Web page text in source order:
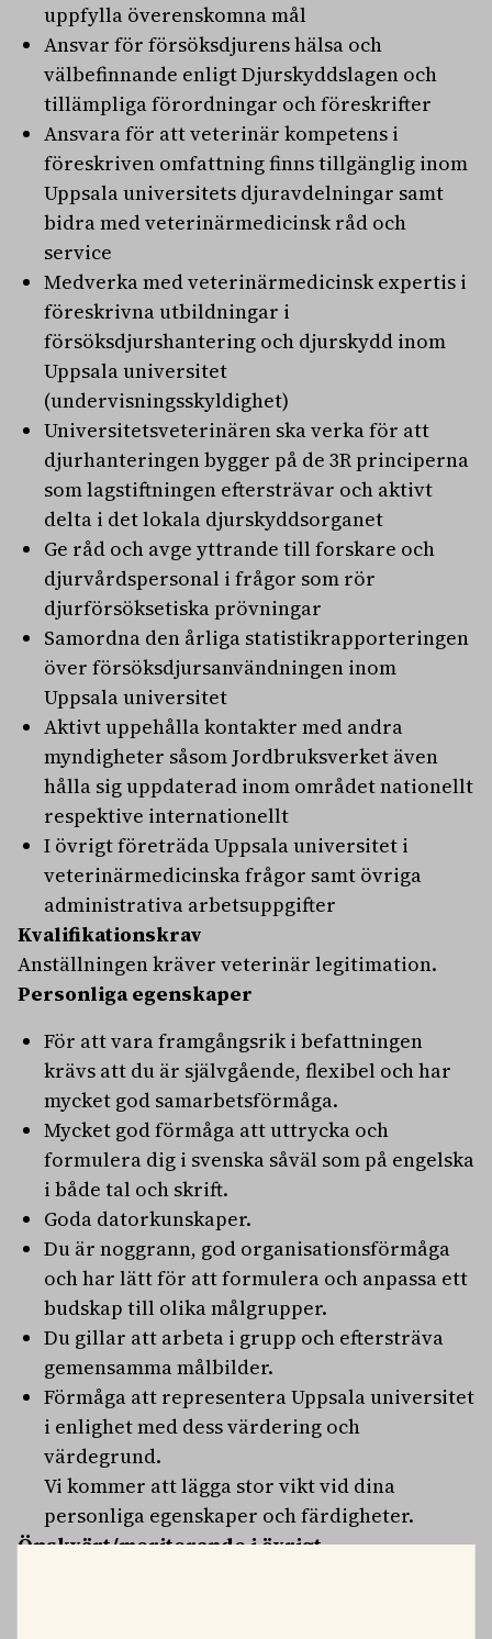
uppfylla överenskomna mål
Ansvar för försöksdjurens hälsa och
välbefinnande enligt Djurskyddslagen och
tillämpliga förordningar och föreskrifter
Ansvara för att veterinär kompetens i
föreskriven omfattning finns tillgänglig inom
Uppsala universitets djuravdelningar samt
bidra med veterinärmedicinsk råd och
service
Medverka med veterinärmedicinsk expertis i
föreskrivna utbildningar i
försöksdjurshantering och djurskydd inom
Uppsala universitet
(undervisningsskyldighet)
Universitetsveterinären ska verka för att
djurhanteringen bygger på de 3R principerna
som lagstiftningen eftersträvar och aktivt
delta i det lokala djurskyddsorganet
Ge råd och avge yttrande till forskare och
djurvårdspersonal i frågor som rör
djurförsöksetiska prövningar
Samordna den årliga statistikrapporteringen
över försöksdjursanvändningen inom
Uppsala universitet
Aktivt uppehålla kontakter med andra
myndigheter såsom Jordbruksverket även
hålla sig uppdaterad inom området nationellt
respektive internationellt
I övrigt företräda Uppsala universitet i
veterinärmedicinska frågor samt övriga
administrativa arbetsuppgifter
Kvalifikationskrav
Anställningen kräver veterinär legitimation.
Personliga egenskaper
För att vara framgångsrik i befattningen
krävs att du är självgående, flexibel och har
mycket god samarbetsförmåga.
Mycket god förmåga att uttrycka och
formulera dig i svenska såväl som på engelska
i både tal och skrift.
Goda datorkunskaper.
Du är noggrann, god organisationsförmåga
och har lätt för att formulera och anpassa ett
budskap till olika målgrupper.
Du gillar att arbeta i grupp och eftersträva
gemensamma målbilder.
Förmåga att representera Uppsala universitet
i enlighet med dess värdering och
värdegrund.
Vi kommer att lägga stor vikt vid dina
personliga egenskaper och färdigheter.
Önskvärt/meriterande i övrigt